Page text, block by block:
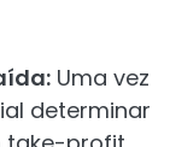
Uma vez
determinar